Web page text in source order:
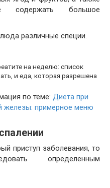
содержать большое
различные специи.
на неделю: список
и еда, которая разрешена
по теме: Диета при
железы: примерное меню
приступ заболевания, то
определенным